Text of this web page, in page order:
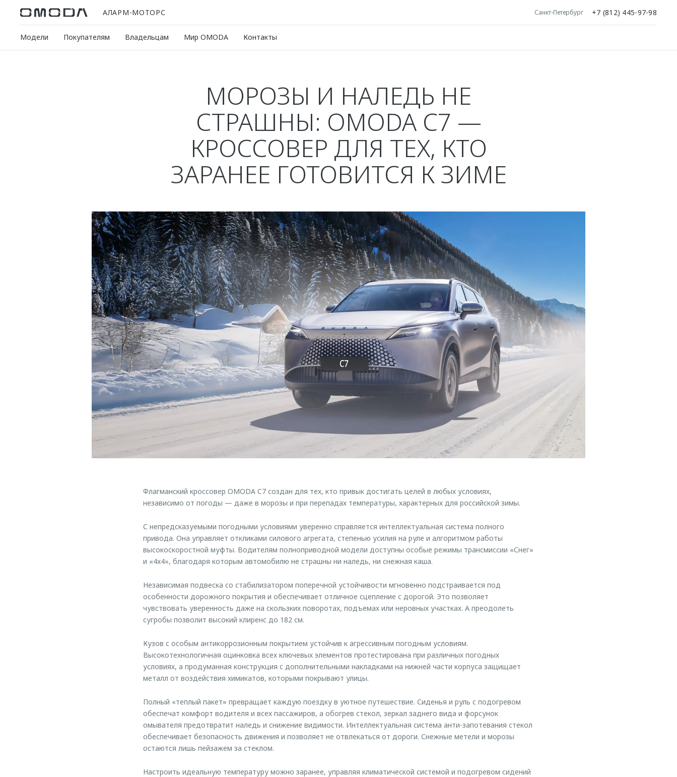
АЛАРМ-МОТОРС Санкт-Петербург +7 (812) 445-97-98
Модели Покупателям Владельцам Мир OMODA Контакты
МОРОЗЫ И НАЛЕДЬ НЕ
СТРАШНЫ: OMODA C7 —
КРОССОВЕР ДЛЯ ТЕХ, КТО
ЗАРАНЕЕ ГОТОВИТСЯ К ЗИМЕ
Флагманский кроссовер OMODA C7 создан для тех, кто привык достигать целей в любых условиях,
независимо от погоды — даже в морозы и при перепадах температуры, характерных для российской зимы.
С непредсказуемыми погодными условиями уверенно справляется интеллектуальная система полного
привода. Она управляет откликами силового агрегата, степенью усилия на руле и алгоритмом работы
высокоскоростной муфты. Водителям полноприводной модели доступны особые режимы трансмиссии «Снег»
и «4х4», благодаря которым автомобилю не страшны ни наледь, ни снежная каша.
Независимая подвеска со стабилизатором поперечной устойчивости мгновенно подстраивается под
особенности дорожного покрытия и обеспечивает отличное сцепление с дорогой. Это позволяет
чувствовать уверенность даже на скользких поворотах, подъемах или неровных участках. А преодолеть
сугробы позволит высокий клиренс до 182 см.
Кузов с особым антикоррозионным покрытием устойчив к агрессивным погодным условиям.
Высокотехнологичная оцинковка всех ключевых элементов протестирована при различных погодных
условиях, а продуманная конструкция с дополнительными накладками на нижней части корпуса защищает
металл от воздействия химикатов, которыми покрывают улицы.
Полный «теплый пакет» превращает каждую поездку в уютное путешествие. Сиденья и руль с подогревом
обеспечат комфорт водителя и всех пассажиров, а обогрев стекол, зеркал заднего вида и форсунок
омывателя предотвратит наледь и снижение видимости. Интеллектуальная система анти-запотевания стекол
обеспечивает безопасность движения и позволяет не отвлекаться от дороги. Снежные метели и морозы
остаются лишь пейзажем за стеклом.
Настроить идеальную температуру можно заранее, управляя климатической системой и подогревом сидений